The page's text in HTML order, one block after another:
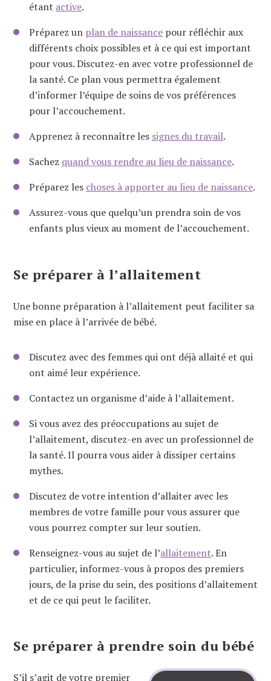
étant active.
Préparez un plan de naissance pour réfléchir aux
différents choix possibles et à ce qui est important
pour vous. Discutez-en avec votre professionnel de
la santé. Ce plan vous permettra également
d’informer l’équipe de soins de vos préférences
pour l’accouchement.
Apprenez à reconnaître les signes du travail.
Sachez quand vous rendre au lieu de naissance.
Préparez les choses à apporter au lieu de naissance.
Assurez-vous que quelqu’un prendra soin de vos
enfants plus vieux au moment de l’accouchement.
Se préparer à l’allaitement
Une bonne préparation à l’allaitement peut faciliter sa
mise en place à l’arrivée de bébé.
Discutez avec des femmes qui ont déjà allaité et qui
ont aimé leur expérience.
Contactez un organisme d’aide à l’allaitement.
Si vous avez des préoccupations au sujet de
l’allaitement, discutez-en avec un professionnel de
la santé. Il pourra vous aider à dissiper certains
mythes.
Discutez de votre intention d’allaiter avec les
membres de votre famille pour vous assurer que
vous pourrez compter sur leur soutien.
Renseignez-vous au sujet de l’allaitement. En
particulier, informez-vous à propos des premiers
jours, de la prise du sein, des positions d’allaitement
et de ce qui peut le faciliter.
Se préparer à prendre soin du bébé
S’il s’agit de votre premier